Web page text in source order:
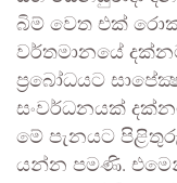
බිම් වෙත එක්
වර්තමානයේ
ප්‍රබෝධයට
සංවර්ධනයක්
මේ පැනයට
යන්න පමණි.